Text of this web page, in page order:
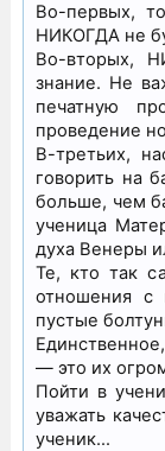
Во-первых,
НИКОГДА не
Во-вторых,
знание. Не
печатную
проведение
В-третьих,
говорить на
больше, чем
ученица
духа Венеры
Те, кто так
отношения
пустые
— это их
Пойти в
уважать
ученик…